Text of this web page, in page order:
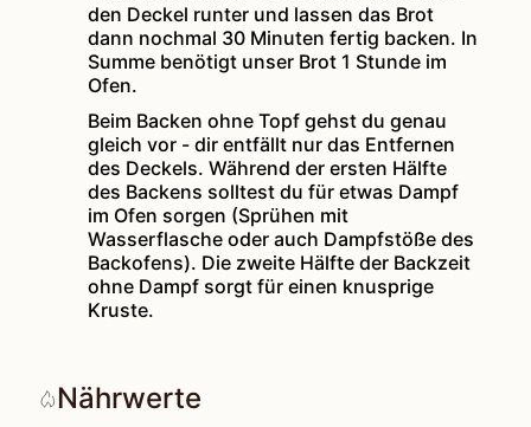
den Deckel runter und lassen das Brot
dann nochmal 30 Minuten fertig backen. In
Summe benötigt unser Brot 1 Stunde im
Ofen.
Beim Backen ohne Topf gehst du genau
gleich vor - dir entfällt nur das Entfernen
des Deckels. Während der ersten Hälfte
des Backens solltest du für etwas Dampf
im Ofen sorgen (Sprühen mit
Wasserflasche oder auch Dampfstöße des
Backofens). Die zweite Hälfte der Backzeit
ohne Dampf sorgt für einen knusprige
Kruste.
Nährwerte